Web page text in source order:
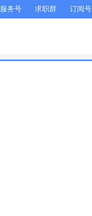
服务号 求职群 订阅号